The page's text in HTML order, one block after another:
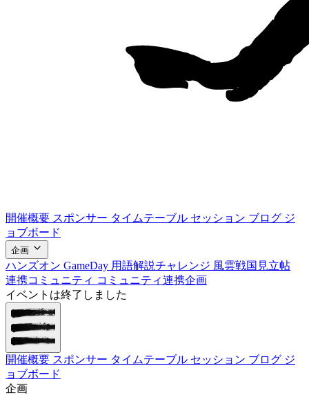
開催概要 スポンサー タイムテーブル セッション ブログ ジ
ョブボード
企画
ハンズオン GameDay 用語解説チャレンジ 風雲戦国見立帖
連携コミュニティ コミュニティ連携企画
イベントは終了しました
開催概要 スポンサー タイムテーブル セッション ブログ ジ
ョブボード
企画